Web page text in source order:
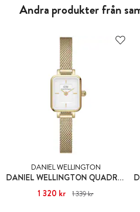
Andra produkter från
DANIEL WELLINGTON
DANIEL WELLINGTON QUADRO MINI EVERGOLD
Nuvarande pris:1 320 krTidigare
1 320 kr 1 339 kr